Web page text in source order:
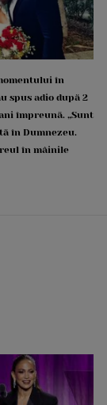
în
spus adio după 2
împreună. „Sunt
în Dumnezeu.
în mâinile